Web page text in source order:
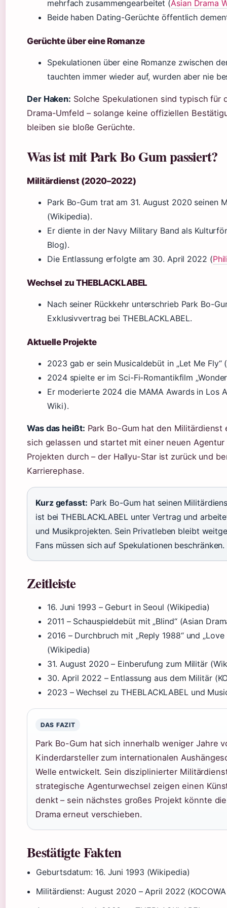
mehrfach zusammengearbeitet (Asian Drama
Beide haben Dating-Gerüchte öffentlich
Gerüchte über eine Romanze
Spekulationen über eine Romanze zwischen
tauchten immer wieder auf, wurden aber nie
Der Haken: Solche Spekulationen sind typisch für
Drama-Umfeld – solange keine offiziellen
bleiben sie bloße Gerüchte.
Was ist mit Park Bo Gum passiert?
Militärdienst (2020–2022)
Park Bo-Gum trat am 31. August 2020 seinen
(Wikipedia).
Er diente in der Navy Military Band als
Blog).
Die Entlassung erfolgte am 30. April 2022 (
Wechsel zu THEBLACKLABEL
Nach seiner Rückkehr unterschrieb Park Bo-
Exklusivvertrag bei THEBLACKLABEL.
Aktuelle Projekte
2023 gab er sein Musicaldebüt in „Let Me Fly“
2024 spielte er im Sci-Fi-Romantikfilm
Er moderierte 2024 die MAMA Awards in Los
Wiki).
Was das heißt: Park Bo-Gum hat den
sich gelassen und startet mit einer neuen
Projekten durch – der Hallyu-Star ist zurück und
Karrierephase.
Kurz gefasst: Park Bo-Gum hat seinen
ist bei THEBLACKLABEL unter Vertrag und
und Musikprojekten. Sein Privatleben bleibt
Fans müssen sich auf Spekulationen beschränken.
Zeitleiste
16. Juni 1993 – Geburt in Seoul (Wikipedia)
2011 – Schauspieldebüt mit „Blind“ (Asian
2016 – Durchbruch mit „Reply 1988“ und
(Wikipedia)
31. August 2020 – Einberufung zum Militär
30. April 2022 – Entlassung aus dem Militär
2023 – Wechsel zu THEBLACKLABEL und
DAS FAZIT
Park Bo-Gum hat sich innerhalb weniger Jahre
Kinderdarsteller zum internationalen
Welle entwickelt. Sein disziplinierter
strategische Agenturwechsel zeigen einen
denkt – sein nächstes großes Projekt könnte
Drama erneut verschieben.
Bestätigte Fakten
Geburtsdatum: 16. Juni 1993 (Wikipedia)
Militärdienst: August 2020 – April 2022